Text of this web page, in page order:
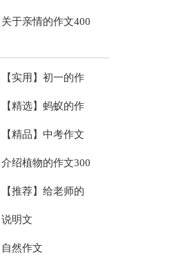
字4篇
关于亲情的作文400
【实用】初一的作
集5篇
【精选】蚂蚁的作
字四篇
【精品】中考作文
六篇
介绍植物的作文300
篇【推荐】给老师的
作文300字集锦六
说明文
自然作文